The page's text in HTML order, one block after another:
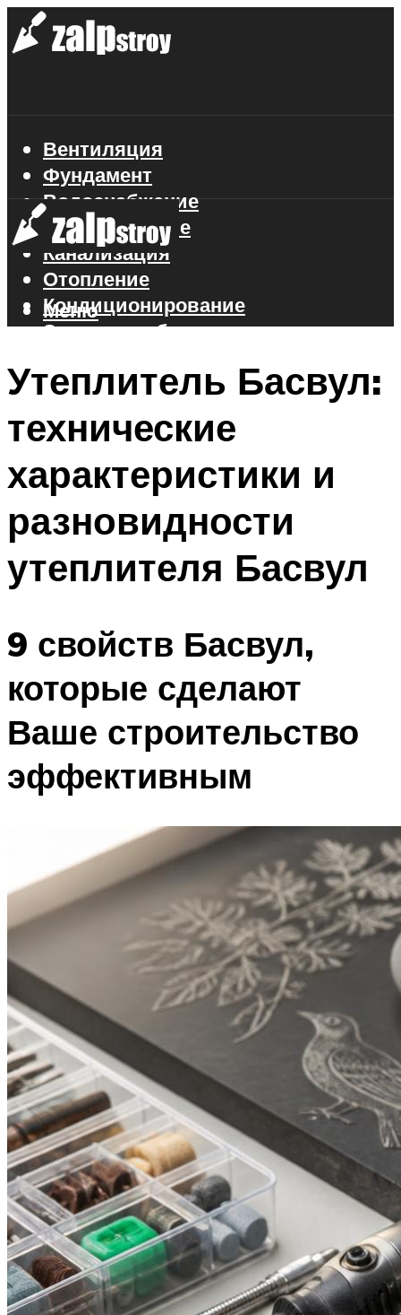
Вентиляция
Фундамент
Водоснабжение
Газоснабжение
Канализация
Отопление
Кондиционирование
Электроснабжение
Меню
Меню
Утеплитель Басвул:
технические
характеристики и
разновидности
утеплителя Басвул
9 свойств Басвул,
которые сделают
Ваше строительство
эффективным